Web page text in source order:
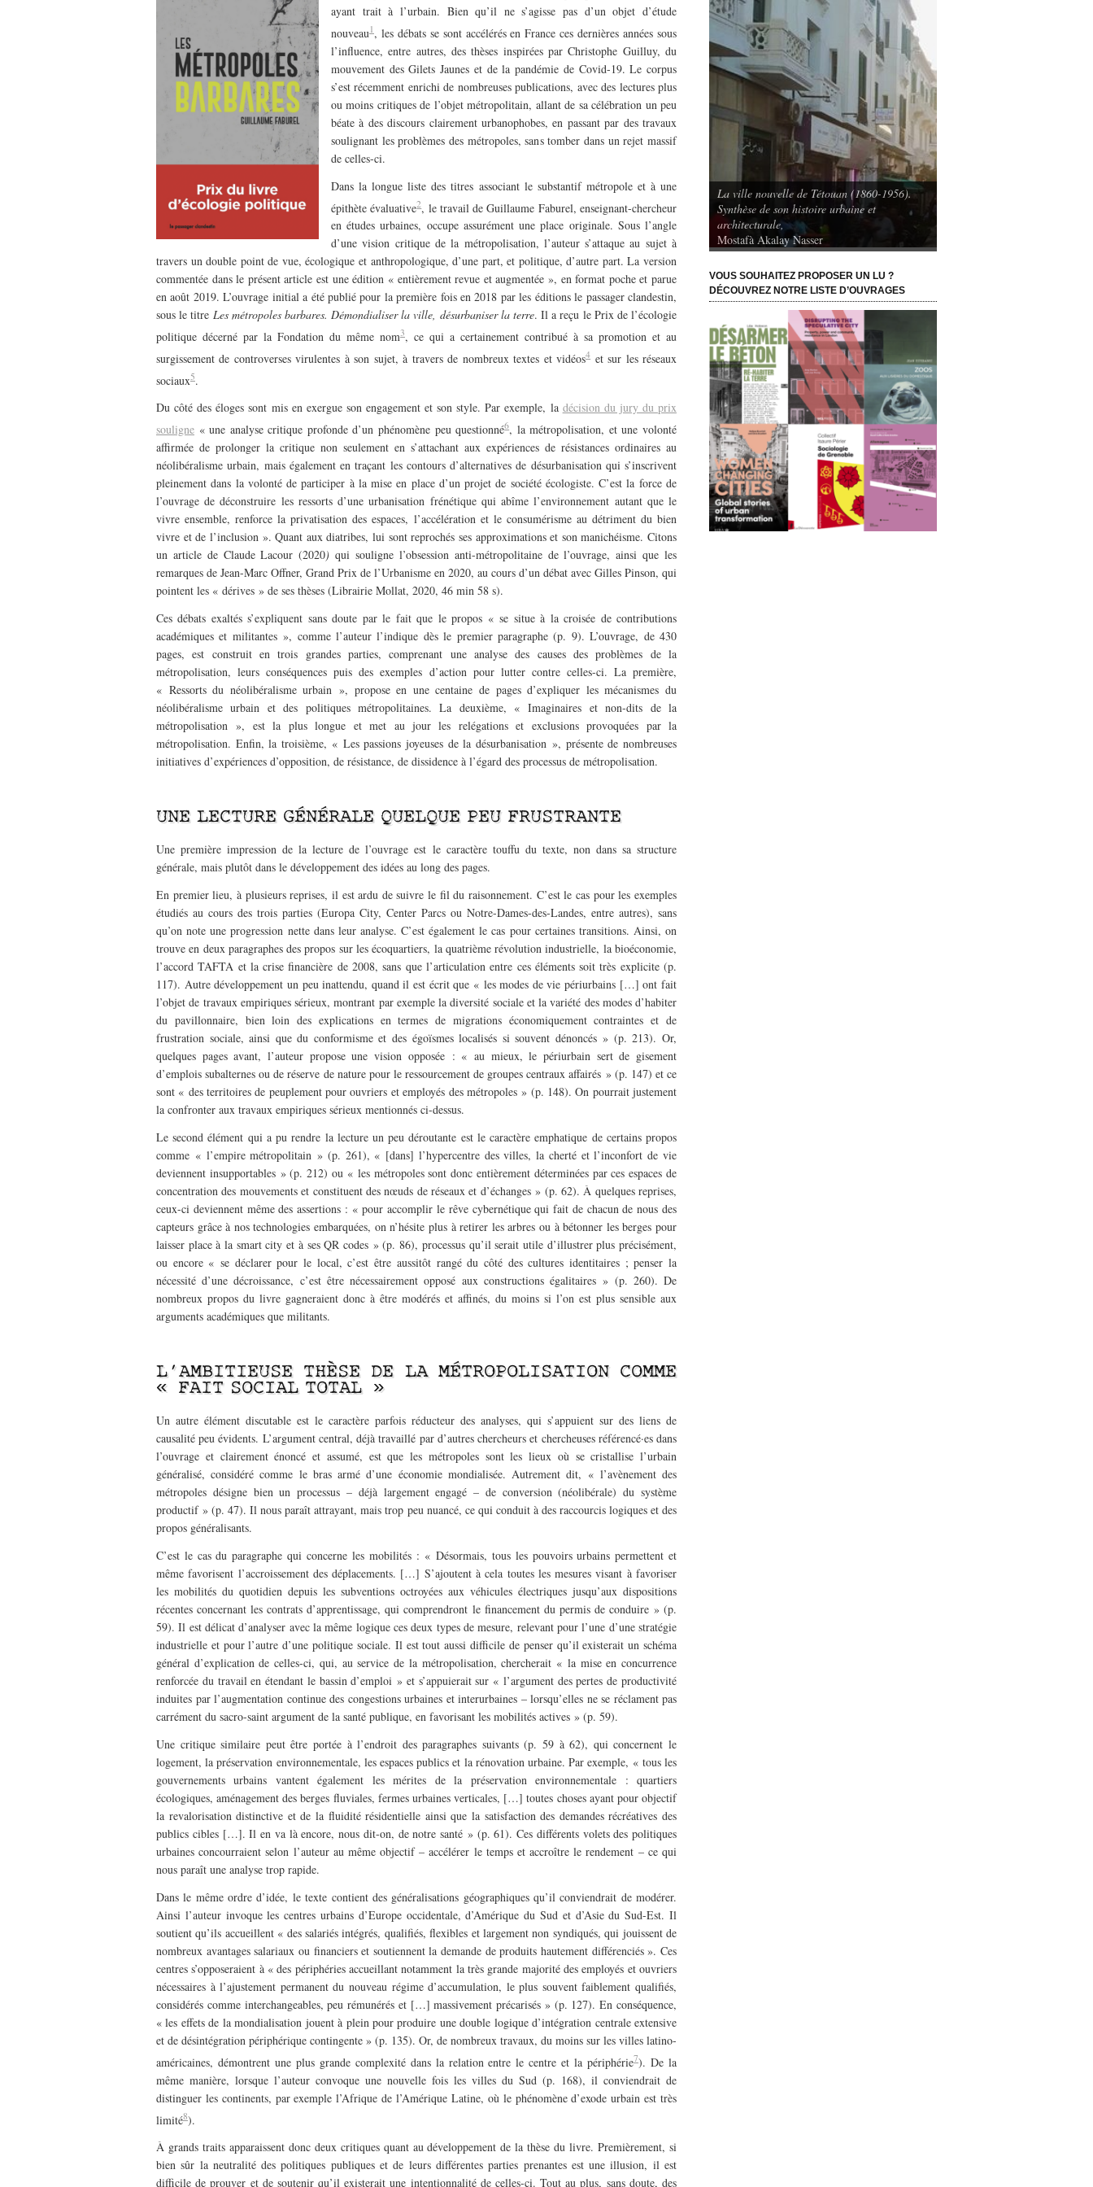
ayant trait à l’urbain. Bien qu’il ne s’agisse pas d’un objet d’étude
nouveau 1 , les débats se sont accélérés en France ces dernières années sous
l’influence, entre autres, des thèses inspirées par Christophe Guilluy, du
mouvement des Gilets Jaunes et de la pandémie de Covid-19. Le corpus
s’est récemment enrichi de nombreuses publications, avec des lectures plus
ou moins critiques de l’objet métropolitain, allant de sa célébration un peu
béate à des discours clairement urbanophobes, en passant par des travaux
soulignant les problèmes des métropoles, sans tomber dans un rejet massif
de celles-ci.
Dans la longue liste des titres associant le substantif métropole et à une
épithète évaluative2, le travail de Guillaume Faburel, enseignant-chercheur
en études urbaines, occupe assurément une place originale. Sous l’angle
d’une vision critique de la métropolisation, l’auteur s’attaque au sujet à
travers un double point de vue, écologique et anthropologique, d’une part, et politique, d’autre part. La version
commentée dans le présent article est une édition « entièrement revue et augmentée », en format poche et parue
en août 2019. L’ouvrage initial a été publié pour la première fois en 2018 par les éditions le passager clandestin,
sous le titre Les métropoles barbares. Démondialiser la ville, désurbaniser la terre. Il a reçu le Prix de l’écologie
politique décerné par la Fondation du même nom3, ce qui a certainement contribué à sa promotion et au
surgissement de controverses virulentes à son sujet, à travers de nombreux textes et vidéos4 et sur les réseaux
sociaux5.
Du côté des éloges sont mis en exergue son engagement et son style. Par exemple, la décision du jury du prix
souligne « une analyse critique profonde d’un phénomène peu questionné6, la métropolisation, et une volonté
affirmée de prolonger la critique non seulement en s’attachant aux expériences de résistances ordinaires au
néolibéralisme urbain, mais également en traçant les contours d’alternatives de désurbanisation qui s’inscrivent
pleinement dans la volonté de participer à la mise en place d’un projet de société écologiste. C’est la force de
l’ouvrage de déconstruire les ressorts d’une urbanisation frénétique qui abîme l’environnement autant que le
vivre ensemble, renforce la privatisation des espaces, l’accélération et le consumérisme au détriment du bien
vivre et de l’inclusion ». Quant aux diatribes, lui sont reprochés ses approximations et son manichéisme. Citons
un article de Claude Lacour (2020) qui souligne l’obsession anti-métropolitaine de l’ouvrage, ainsi que les
remarques de Jean-Marc Offner, Grand Prix de l’Urbanisme en 2020, au cours d’un débat avec Gilles Pinson, qui
pointent les « dérives » de ses thèses (Librairie Mollat, 2020, 46 min 58 s).
Ces débats exaltés s’expliquent sans doute par le fait que le propos « se situe à la croisée de contributions
académiques et militantes », comme l’auteur l’indique dès le premier paragraphe (p. 9). L’ouvrage, de 430
pages, est construit en trois grandes parties, comprenant une analyse des causes des problèmes de la
métropolisation, leurs conséquences puis des exemples d’action pour lutter contre celles-ci. La première,
« Ressorts du néolibéralisme urbain », propose en une centaine de pages d’expliquer les mécanismes du
néolibéralisme urbain et des politiques métropolitaines. La deuxième, « Imaginaires et non-dits de la
métropolisation », est la plus longue et met au jour les relégations et exclusions provoquées par la
métropolisation. Enfin, la troisième, « Les passions joyeuses de la désurbanisation », présente de nombreuses
initiatives d’expériences d’opposition, de résistance, de dissidence à l’égard des processus de métropolisation.
UNE LECTURE GÉNÉRALE QUELQUE PEU FRUSTRANTE
Une première impression de la lecture de l’ouvrage est le caractère touffu du texte, non dans sa structure
générale, mais plutôt dans le développement des idées au long des pages.
En premier lieu, à plusieurs reprises, il est ardu de suivre le fil du raisonnement. C’est le cas pour les exemples
étudiés au cours des trois parties (Europa City, Center Parcs ou Notre-Dames-des-Landes, entre autres), sans
qu’on note une progression nette dans leur analyse. C’est également le cas pour certaines transitions. Ainsi, on
trouve en deux paragraphes des propos sur les écoquartiers, la quatrième révolution industrielle, la bioéconomie,
l’accord TAFTA et la crise financière de 2008, sans que l’articulation entre ces éléments soit très explicite (p.
117). Autre développement un peu inattendu, quand il est écrit que « les modes de vie périurbains […] ont fait
l’objet de travaux empiriques sérieux, montrant par exemple la diversité sociale et la variété des modes d’habiter
du pavillonnaire, bien loin des explications en termes de migrations économiquement contraintes et de
frustration sociale, ainsi que du conformisme et des égoïsmes localisés si souvent dénoncés » (p. 213). Or,
quelques pages avant, l’auteur propose une vision opposée : « au mieux, le périurbain sert de gisement
d’emplois subalternes ou de réserve de nature pour le ressourcement de groupes centraux affairés » (p. 147) et ce
sont « des territoires de peuplement pour ouvriers et employés des métropoles » (p. 148). On pourrait justement
la confronter aux travaux empiriques sérieux mentionnés ci-dessus.
Le second élément qui a pu rendre la lecture un peu déroutante est le caractère emphatique de certains propos
comme « l’empire métropolitain » (p. 261), « [dans] l’hypercentre des villes, la cherté et l’inconfort de vie
deviennent insupportables » (p. 212) ou « les métropoles sont donc entièrement déterminées par ces espaces de
concentration des mouvements et constituent des nœuds de réseaux et d’échanges » (p. 62). À quelques reprises,
ceux-ci deviennent même des assertions : « pour accomplir le rêve cybernétique qui fait de chacun de nous des
capteurs grâce à nos technologies embarquées, on n’hésite plus à retirer les arbres ou à bétonner les berges pour
laisser place à la smart city et à ses QR codes » (p. 86), processus qu’il serait utile d’illustrer plus précisément,
ou encore « se déclarer pour le local, c’est être aussitôt rangé du côté des cultures identitaires ; penser la
nécessité d’une décroissance, c’est être nécessairement opposé aux constructions égalitaires » (p. 260). De
nombreux propos du livre gagneraient donc à être modérés et affinés, du moins si l’on est plus sensible aux
arguments académiques que militants.
L’AMBITIEUSE THÈSE DE LA MÉTROPOLISATION COMME
« FAIT SOCIAL TOTAL »
Un autre élément discutable est le caractère parfois réducteur des analyses, qui s’appuient sur des liens de
causalité peu évidents. L’argument central, déjà travaillé par d’autres chercheurs et chercheuses référencé·es dans
l’ouvrage et clairement énoncé et assumé, est que les métropoles sont les lieux où se cristallise l’urbain
généralisé, considéré comme le bras armé d’une économie mondialisée. Autrement dit, « l’avènement des
métropoles désigne bien un processus – déjà largement engagé – de conversion (néolibérale) du système
productif » (p. 47). Il nous paraît attrayant, mais trop peu nuancé, ce qui conduit à des raccourcis logiques et des
propos généralisants.
C’est le cas du paragraphe qui concerne les mobilités : « Désormais, tous les pouvoirs urbains permettent et
même favorisent l’accroissement des déplacements. […] S’ajoutent à cela toutes les mesures visant à favoriser
les mobilités du quotidien depuis les subventions octroyées aux véhicules électriques jusqu’aux dispositions
récentes concernant les contrats d’apprentissage, qui comprendront le financement du permis de conduire » (p.
59). Il est délicat d’analyser avec la même logique ces deux types de mesure, relevant pour l’une d’une stratégie
industrielle et pour l’autre d’une politique sociale. Il est tout aussi difficile de penser qu’il existerait un schéma
général d’explication de celles-ci, qui, au service de la métropolisation, chercherait « la mise en concurrence
renforcée du travail en étendant le bassin d’emploi » et s’appuierait sur « l’argument des pertes de productivité
induites par l’augmentation continue des congestions urbaines et interurbaines – lorsqu’elles ne se réclament pas
carrément du sacro-saint argument de la santé publique, en favorisant les mobilités actives » (p. 59).
Une critique similaire peut être portée à l’endroit des paragraphes suivants (p. 59 à 62), qui concernent le
logement, la préservation environnementale, les espaces publics et la rénovation urbaine. Par exemple, « tous les
gouvernements urbains vantent également les mérites de la préservation environnementale : quartiers
écologiques, aménagement des berges fluviales, fermes urbaines verticales, […] toutes choses ayant pour objectif
la revalorisation distinctive et de la fluidité résidentielle ainsi que la satisfaction des demandes récréatives des
publics cibles […]. Il en va là encore, nous dit-on, de notre santé » (p. 61). Ces différents volets des politiques
urbaines concourraient selon l’auteur au même objectif – accélérer le temps et accroître le rendement – ce qui
nous paraît une analyse trop rapide.
Dans le même ordre d’idée, le texte contient des généralisations géographiques qu’il conviendrait de modérer.
Ainsi l’auteur invoque les centres urbains d’Europe occidentale, d’Amérique du Sud et d’Asie du Sud-Est. Il
soutient qu’ils accueillent « des salariés intégrés, qualifiés, flexibles et largement non syndiqués, qui jouissent de
nombreux avantages salariaux ou financiers et soutiennent la demande de produits hautement différenciés ». Ces
centres s’opposeraient à « des périphéries accueillant notamment la très grande majorité des employés et ouvriers
nécessaires à l’ajustement permanent du nouveau régime d’accumulation, le plus souvent faiblement qualifiés,
considérés comme interchangeables, peu rémunérés et […] massivement précarisés » (p. 127). En conséquence,
« les effets de la mondialisation jouent à plein pour produire une double logique d’intégration centrale extensive
et de désintégration périphérique contingente » (p. 135). Or, de nombreux travaux, du moins sur les villes latino-
américaines, démontrent une plus grande complexité dans la relation entre le centre et la périphérie7). De la
même manière, lorsque l’auteur convoque une nouvelle fois les villes du Sud (p. 168), il conviendrait de
distinguer les continents, par exemple l’Afrique de l’Amérique Latine, où le phénomène d’exode urbain est très
limité8).
À grands traits apparaissent donc deux critiques quant au développement de la thèse du livre. Premièrement, si
bien sûr la neutralité des politiques publiques et de leurs différentes parties prenantes est une illusion, il est
difficile de prouver et de soutenir qu’il existerait une intentionnalité de celles-ci. Tout au plus, sans doute, des
Sous le feu du numérique. Spatialités et
énergie des data centers, Fanny Lopez et
Cécile Diguet
Les “petits coins” à l’école. Genre, intimité
et sociabilité dans les toilettes scolaires,
Aymeric Brody, Gladys Chicharro, Lucette
Colin et Pascale Garnier
La ville nouvelle de Tétouan (1860-1956).
Synthèse de son histoire urbaine et
architecturale,
Mostafà Akalay Nasser
VOUS SOUHAITEZ PROPOSER UN LU ?
DÉCOUVREZ NOTRE LISTE D’OUVRAGES